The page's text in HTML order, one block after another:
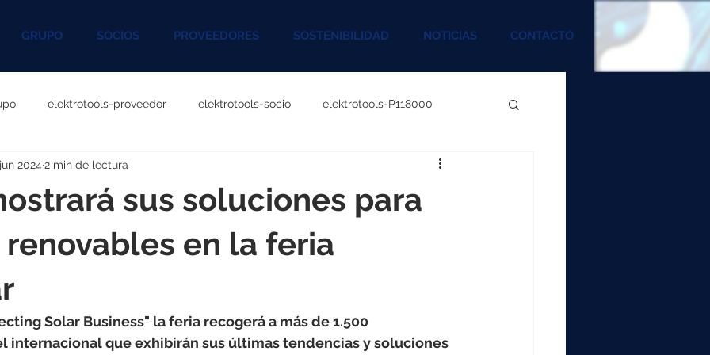
GRUPO SOCIOS PROVEEDORES SOSTENIBILIDAD NOTICIAS CONTACTO
elektrotools-proveedor elektrotools-socio elektrotools-P118000
P060000 elektrotools-P027000
elektrotools-P041000 elektrotools-P083000
P046000
sus soluciones para
en la feria
2024 2 min de lectura
Solar Business" la feria recogerá a más de 1.500
internacional que exhibirán sus últimas tendencias y soluciones